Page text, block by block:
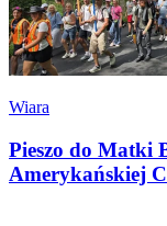
Wiara
Pieszo do Matki
Amerykańskiej